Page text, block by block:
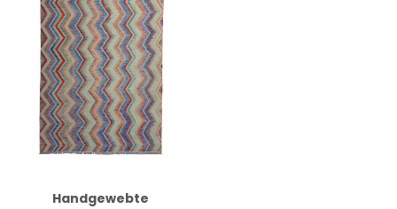
Handgewebte